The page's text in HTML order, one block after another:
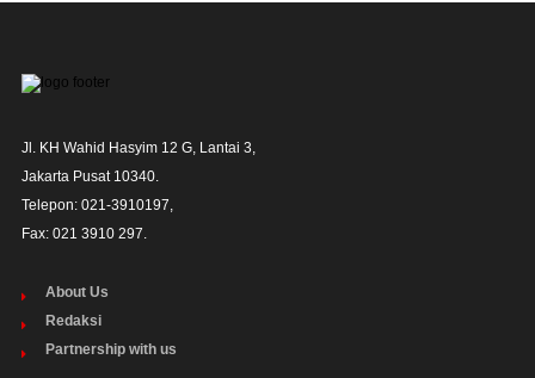
Jl. KH Wahid Hasyim 12 G, Lantai 3,
Jakarta Pusat 10340.
Telepon: 021-3910197,
Fax: 021 3910 297.
About Us
Redaksi
Partnership with us